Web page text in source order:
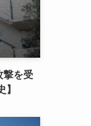
撃を受